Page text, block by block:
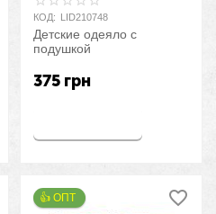
КОД: LID210748
Детские одеяло с
подушкой
375 грн
👍 ОПТ